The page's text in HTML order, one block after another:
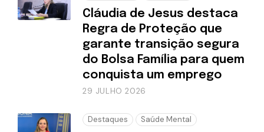
Cláudia de Jesus destaca
Regra de Proteção que
garante transição segura
do Bolsa Família para quem
conquista um emprego
29 JULHO 2026
Destaques Saúde Mental